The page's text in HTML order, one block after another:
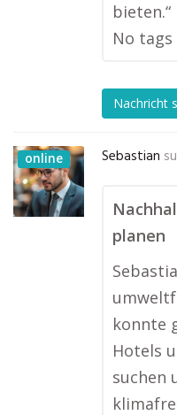
bieten.“
No
Nachricht
online Sebastian
planen
konnte
Hotels
suchen